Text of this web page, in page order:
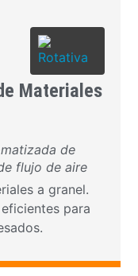
Materiales
de
flujo de aire
a granel.
para